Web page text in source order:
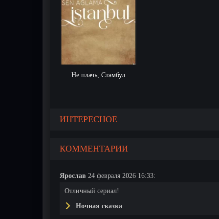
Не плачь, Стамбул
ИНТЕРЕСНОЕ
КОММЕНТАРИИ
Ярослав 24 февраля 2026 16:33:
Отличный сериал!
Ночная сказка